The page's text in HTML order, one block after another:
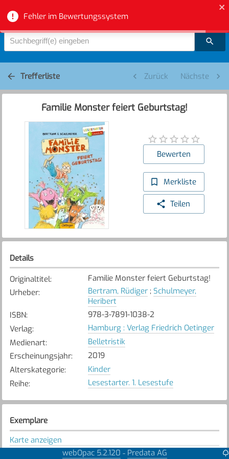
Fehler im Bewertungssystem
Bibliotheksverbund Aargau - Suche
Suchbegriff(e) eingeben
Trefferliste Zurück Nächste
Familie Monster feiert Geburtstag!
Bewerten
Merkliste
Teilen
Details
Originaltitel:
Familie Monster feiert Geburtstag!
Urheber: Bertram, Rüdiger; Schulmeyer,
Heribert
ISBN:
978-3-7891-1038-2
Verlag:
Hamburg : Verlag Friedrich Oetinger
Medienart:
Belletristik
Erscheinungsjahr:
2019
Alterskategorie:
Kinder
Reihe: Lesestarter. 1. Lesestufe
Exemplare
Karte anzeigen
Bremgarten
webOpac 5.2.120 - Predata AG